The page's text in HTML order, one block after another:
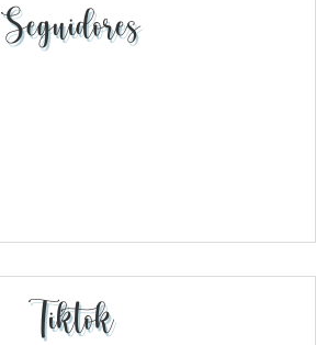
Seguidores
Tiktok